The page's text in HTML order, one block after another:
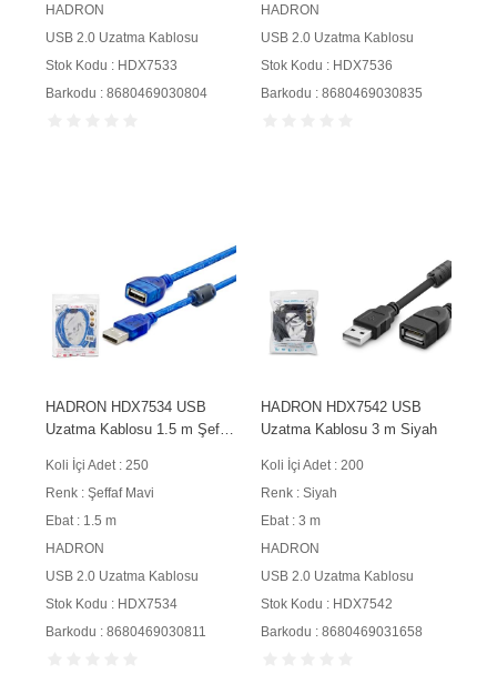
HADRON
USB 2.0 Uzatma Kablosu
Stok Kodu : HDX7533
Barkodu : 8680469030804
HADRON
USB 2.0 Uzatma Kablosu
Stok Kodu : HDX7536
Barkodu : 8680469030835
HADRON HDX7534 USB
Uzatma Kablosu 1.5 m Şeffaf
Koli İçi Adet : 250
Renk : Şeffaf Mavi
Ebat : 1.5 m
HADRON
USB 2.0 Uzatma Kablosu
Stok Kodu : HDX7534
Barkodu : 8680469030811
HADRON HDX7542 USB
Uzatma Kablosu 3 m Siyah
Koli İçi Adet : 200
Renk : Siyah
Ebat : 3 m
HADRON
USB 2.0 Uzatma Kablosu
Stok Kodu : HDX7542
Barkodu : 8680469031658